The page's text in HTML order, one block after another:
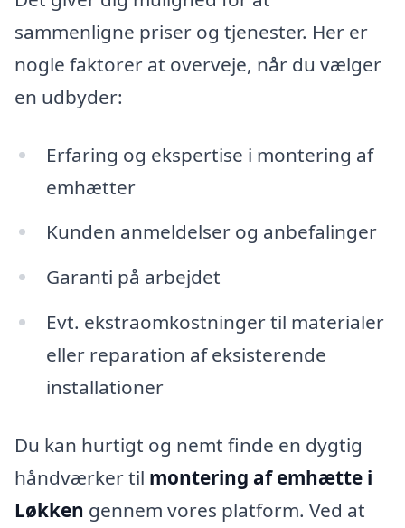
sammenligne priser og tjenester. Her er
nogle faktorer at overveje, når du vælger
en udbyder:
Erfaring og ekspertise i montering af
emhætter
Kunden anmeldelser og anbefalinger
Garanti på arbejdet
Evt. ekstraomkostninger til materialer
eller reparation af eksisterende
installationer
Du kan hurtigt og nemt finde en dygtig
håndværker til montering af emhætte i
Løkken gennem vores platform. Ved at